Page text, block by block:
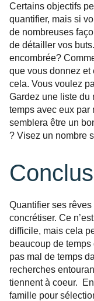
Certains objectifs
quantifier, mais si
de nombreuses
de détailler vos
encombrée?
que vous donnez et
cela. Vous voulez
Gardez une liste du
temps avec eux par
semblera être un
? Visez un nombre
Quantifier ses
concrétiser. Ce
difficile, mais cela
beaucoup de temps
pas mal de temps
recherches
tiennent à coeur.
famille pour